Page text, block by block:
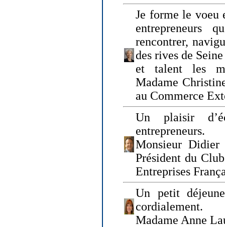
Je forme le voeu
entrepreneurs
rencontrer,
des rives de
et talent les
Madame
au Commerce
Un plaisir
entrepreneurs.
Monsieur
Président du
Entreprises
Un petit
cordialement.
Madame Anne